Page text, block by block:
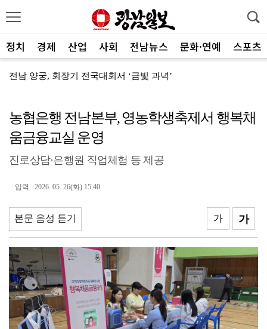
정치 경제 산업 사회 전남뉴스 문화·연예 스포츠
전남 양궁, 회장기 전국대회서 ‘금빛 과녁’
광양제철소, 독거노인 지원금 4000만원 전달
나주교육지원청, 제1회 청소년창업박람회 성료
여수세계섬박람회 성공 향해 자원봉사자 나선다
전남광주 관광 매력 사진에 담는다
전남광주특별시, 체류형 산림관광 키운다
중기부, 지방소멸 대응 유공자 찾는다
ACC '아시아의 장치들'전···누적 관람객 10만명 ...
농협은행 전남본부, 영농학생축제서 행복채
움금융교실 운영
진로상담·은행원 직업체험 등 제공
입력 : 2026. 05. 26(화) 15:40
본문 음성 듣기 가
가